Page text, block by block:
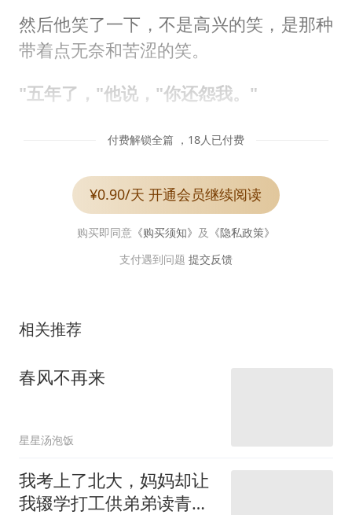
然后他笑了一下，不是高兴的笑，是那种
带着点无奈和苦涩的笑。
"五年了，"他说，"你还怨我。"
付费解锁全篇 ，18人已付费
¥0.90/天 开通会员继续阅读
购买即同意 《购买须知》 及 《隐私政策》
支付遇到问题 提交反馈
相关推荐
春风不再来
星星汤泡饭
我考上了北大，妈妈却让
我辍学打工供弟弟读青